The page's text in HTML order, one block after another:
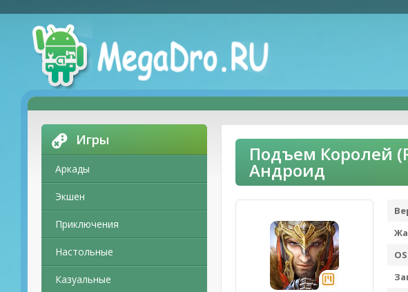
Игры
Аркады
Экшен
Приключения
Настольные
Казуальные
Подъем Королей
Андроид